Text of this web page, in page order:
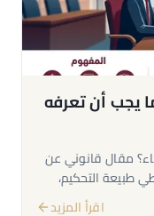
يجب أن تعرفه
مقال قانوني عن
الأردني رقم 31/2001 يغطي طبيعة التحكيم،
بطلان الحكم،
اقرأ المزيد